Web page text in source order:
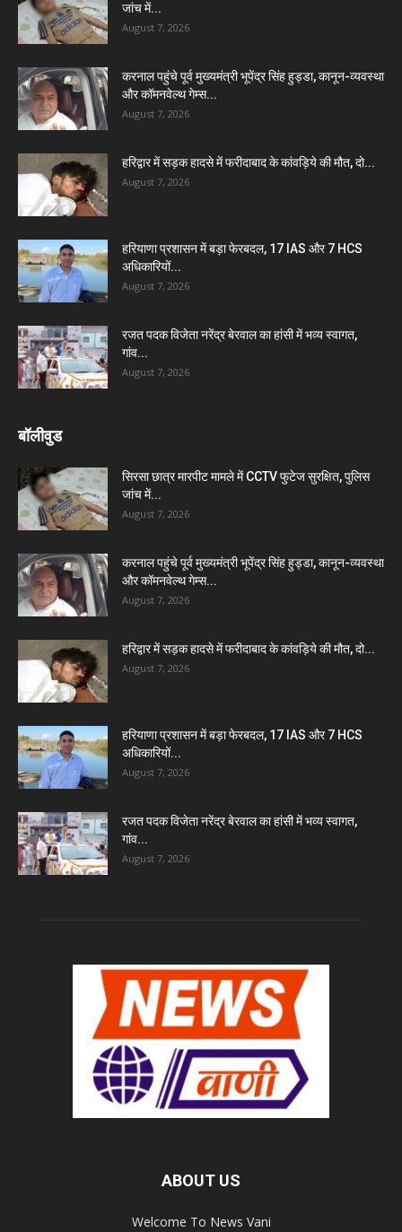
जांच में...
August 7, 2026
करनाल पहुंचे पूर्व मुख्यमंत्री भूपेंद्र सिंह हुड्डा, कानून-व्यवस्था
और कॉमनवेल्थ गेम्स...
August 7, 2026
हरिद्वार में सड़क हादसे में फरीदाबाद के कांवड़िये की मौत, दो...
August 7, 2026
हरियाणा प्रशासन में बड़ा फेरबदल, 17 IAS और 7 HCS
अधिकारियों...
August 7, 2026
रजत पदक विजेता नरेंद्र बेरवाल का हांसी में भव्य स्वागत,
गांव...
August 7, 2026
बॉलीवुड
सिरसा छात्र मारपीट मामले में CCTV फुटेज सुरक्षित, पुलिस
जांच में...
August 7, 2026
करनाल पहुंचे पूर्व मुख्यमंत्री भूपेंद्र सिंह हुड्डा, कानून-व्यवस्था
और कॉमनवेल्थ गेम्स...
August 7, 2026
हरिद्वार में सड़क हादसे में फरीदाबाद के कांवड़िये की मौत, दो...
August 7, 2026
हरियाणा प्रशासन में बड़ा फेरबदल, 17 IAS और 7 HCS
अधिकारियों...
August 7, 2026
रजत पदक विजेता नरेंद्र बेरवाल का हांसी में भव्य स्वागत,
गांव...
August 7, 2026
ABOUT US
Welcome To News Vani